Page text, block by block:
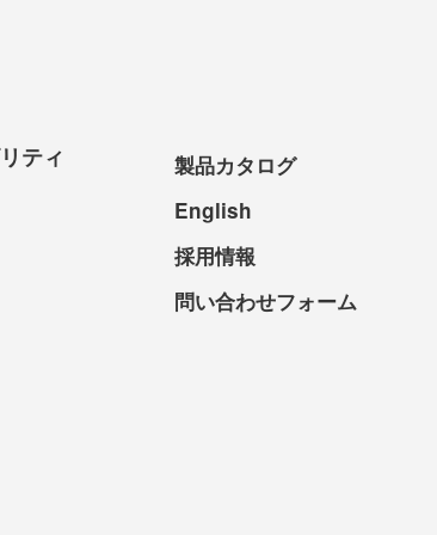
ティ
製品カタログ
English
採用情報
問い合わせフォーム